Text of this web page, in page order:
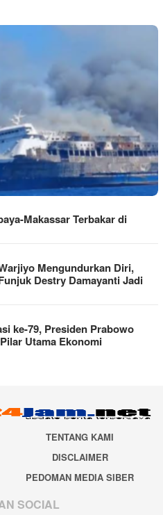
Makassar Terbakar di
Mengundurkan Diri,
Destry Damayanti Jadi
ke-79, Presiden Prabowo
Utama Ekonomi
TENTANG KAMI
DISCLAIMER
PEDOMAN MEDIA SIBER
SOCIAL